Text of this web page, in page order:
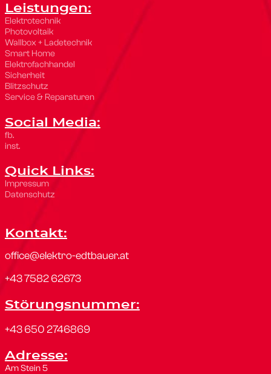
Leistungen:
Elektrotechnik
Photovoltaik
Wallbox + Ladetechnik
Smart Home
Elektrofachhandel
Sicherheit
Blitzschutz
Service & Reparaturen
Social Media:
fb.
inst.
Quick Links:
Impressum
Datenschutz
Kontakt:
office@elektro-edtbauer.at
+43 7582 62673
Störungsnummer:
+43 650 2746869
Adresse:
Am Stein 5